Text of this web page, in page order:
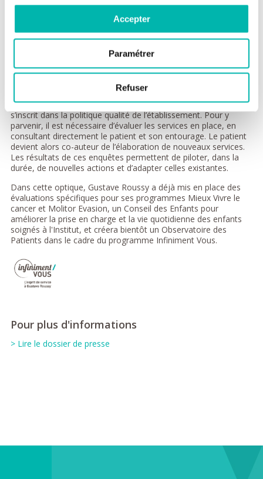
Accepter
Paramétrer
Refuser
Du côté des adultes, un programme de rénovation des
chambres d'hospitalisation a démarré en 2015, pour 6 ans, en
s'inspirant des référentiels de l'hôtellerie (salle de bain
individuelle, ciel de lit...). Une première unité de 12 lits en
Donner son avis, pour construire ensemble
La démarche d’amélioration continue de Gustave Roussy
s’inscrit dans la politique qualité de l’établissement. Pour y
parvenir, il est nécessaire d’évaluer les services en place, en
consultant directement le patient et son entourage. Le patient
devient alors co-auteur de l’élaboration de nouveaux services.
Les résultats de ces enquêtes permettent de piloter, dans la
durée, de nouvelles actions et d’adapter celles existantes.
Dans cette optique, Gustave Roussy a déjà mis en place des
évaluations spécifiques pour ses programmes Mieux Vivre le
cancer et Molitor Evasion, un Conseil des Enfants pour
améliorer la prise en charge et la vie quotidienne des enfants
soignés à l'Institut, et créera bientôt un Observatoire des
Patients dans le cadre du programme Infiniment Vous.
Pour plus d'informations
> Lire le dossier de presse